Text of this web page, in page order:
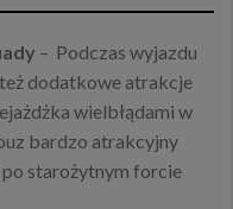
– Podczas wyjazdu
dodatkowe atrakcje
wielbłądami w
bardzo atrakcyjny
po starożytnym forcie